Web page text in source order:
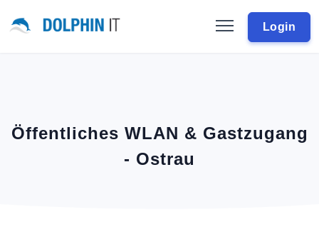
Login
Öffentliches WLAN & Gastzugang
- Ostrau